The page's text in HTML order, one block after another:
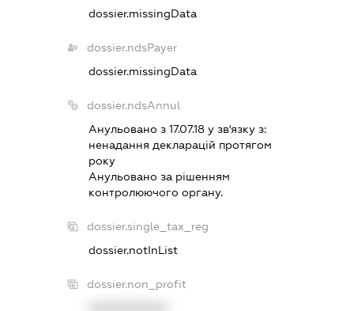
dossier.missingData
dossier.ndsPayer
dossier.missingData
dossier.ndsAnnul
Анульовано з 17.07.18 у зв'язку з:
ненадання декларацiй протягом
року
Анульовано за рiшенням
контролюючого органу.
dossier.single_tax_reg
dossier.notInList
dossier.non_profit